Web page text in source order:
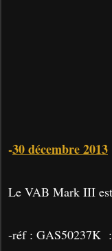
-30 décembre 2013
Le VAB Mark III
-réf : GAS50237K